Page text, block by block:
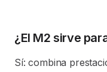
¿El M2 sirve
Sí: combina